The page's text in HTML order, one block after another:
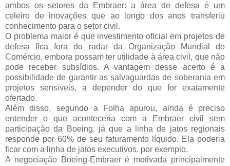
ambos os setores da Embraer: a área de defesa é um
celeiro de inovações que ao longo dos anos transferiu
conhecimento para o setor civil.
O problema maior é que investimento oficial em projetos de
defesa fica fora do radar da Organização Mundial do
Comércio, embora possam ter utilidade à área civil, que não
pode receber subsídios. A vantagem desse acerto é a
possibilidade de garantir as salvaguardas de soberania em
projetos sensíveis, a depender do que for exatamente
ofertado.
Além disso, segundo a Folha apurou, ainda é preciso
entender o que aconteceria com a Embraer civil sem
participação da Boeing, já que a linha de jatos regionais
responde por 60% de seu faturamento líquido. Ela poderia
ficar com a linha de jatos executivos, por exemplo.
A negociação Boeing-Embraer é motivada principalmente